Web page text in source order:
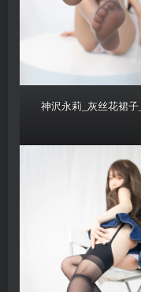
神沢永莉_灰丝花裙子